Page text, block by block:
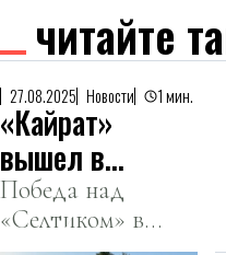
читайте
27.08.2025 Новости 1 мин.
«Кайрат»
вышел в
основной
этап Лиги
Победа над
«Селтиком» в